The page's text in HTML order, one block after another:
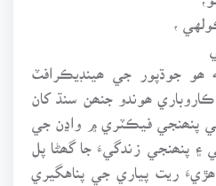
،
ھو جوڌپور جي ھينڊيڪرافٽ
ھوندو جنھن سنڌ کان
پنھنجي فيڪٽري ۾ واڍن جي
۽ پنھنجي زندگيءَ جا گھڻا پل
ريت پياري جي پناهگيري